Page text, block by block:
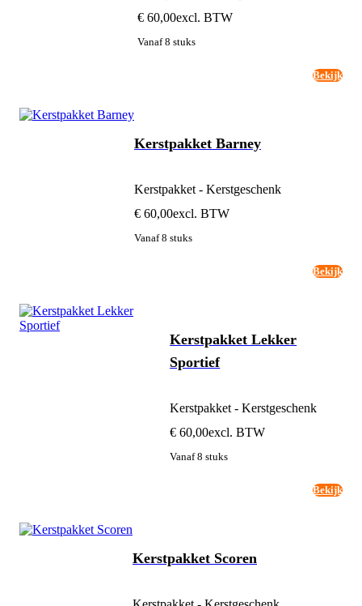
€ 60,00excl. BTW
Vanaf 8 stuks
Bekijk
Kerstpakket Barney
Kerstpakket - Kerstgeschenk
€ 60,00excl. BTW
Vanaf 8 stuks
Bekijk
Kerstpakket Lekker
Sportief
Kerstpakket - Kerstgeschenk
€ 60,00excl. BTW
Vanaf 8 stuks
Bekijk
Kerstpakket Scoren